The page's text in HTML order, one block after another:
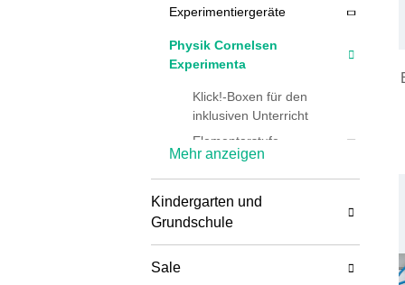
Experimentiergeräte
Physik Cornelsen
Experimenta
Klick!-Boxen für den
inklusiven Unterricht
Elementarstufe
Primarstufe
Physik
Mehr anzeigen
Kindergarten und
Grundschule
Sale